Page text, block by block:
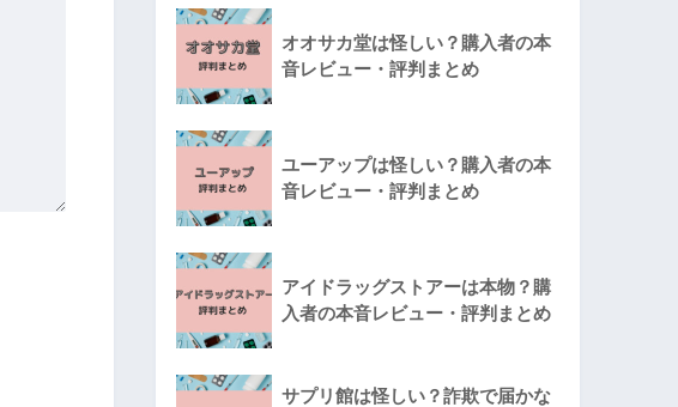
オオサカ堂は怪しい？購入者の本
音レビュー・評判まとめ
ユーアップは怪しい？購入者の本
音レビュー・評判まとめ
アイドラッグストアーは本物？購
入者の本音レビュー・評判まとめ
サプリ館は怪しい？詐欺で届かな